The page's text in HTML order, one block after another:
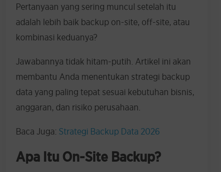
Pertanyaan yang sering muncul setelah itu
adalah lebih baik backup on-site, off-site, atau
kombinasi keduanya?
Jawabannya tidak hitam-putih. Artikel ini akan
membantu Anda menentukan strategi backup
data yang paling tepat sesuai kebutuhan bisnis,
anggaran, dan risiko perusahaan.
Baca Juga: Strategi Backup Data 2026
Apa Itu On-Site Backup?